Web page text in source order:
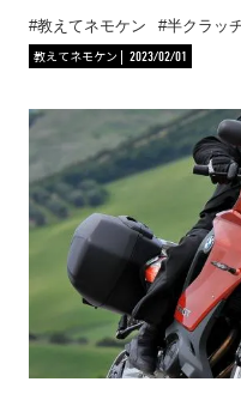
教えてネモケン 半クラッ
教えてネモケン
2023/02/01